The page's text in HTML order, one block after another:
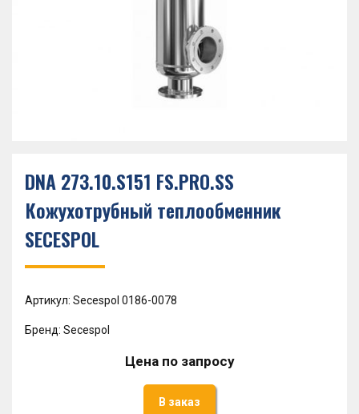
DNA 273.10.S151 FS.PRO.SS
Кожухотрубный теплообменник
SECESPOL
Артикул: Secespol 0186-0078
Бренд: Secespol
Цена по запросу
В заказ